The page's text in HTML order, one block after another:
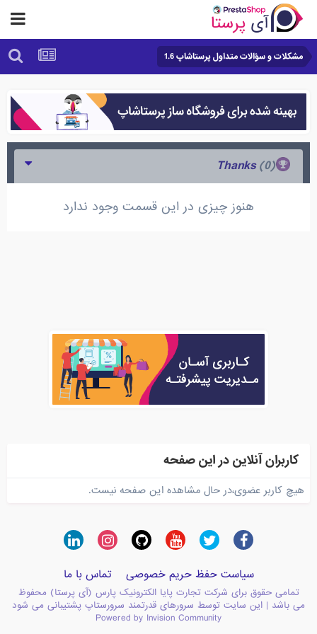
مشکلات و سؤالات متداول پرستاشاپ 1.6
Thanks
(0)
هنوز چیزی در این قسمت وجود ندارد
کاربران آنلاین در این صفحه
هیچ کاربر عضوی،در حال مشاهده این صفحه نیست.
سیاست حفظ حریم خصوصی تماس با ما
تمامی حقوق برای شرکت تجارت پایا الکترونیک پارس (آی پرستا) محفوظ
می باشد | این سایت توسط سرورهای قدرتمند سرورستاپ پشتیبانی می شود
Powered by Invision Community